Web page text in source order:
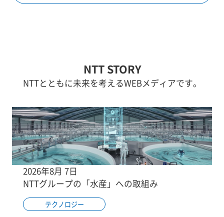
NTT STORY
NTTとともに未来を考えるWEBメディアです。
2026年8月 7日
NTTグループの「水産」への取組み
テクノロジー